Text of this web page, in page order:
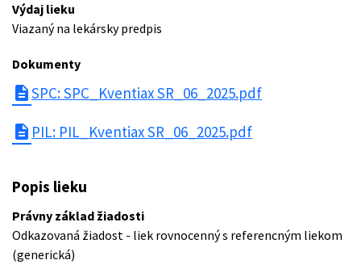
Výdaj lieku
Viazaný na lekársky predpis
Dokumenty
descriptionSPC: SPC_Kventiax SR_06_2025.pdf
description PIL: PIL_Kventiax SR_06_2025.pdf
Popis lieku
Právny základ žiadosti
Odkazovaná žiadost - liek rovnocenný s referencným liekom
(generická)